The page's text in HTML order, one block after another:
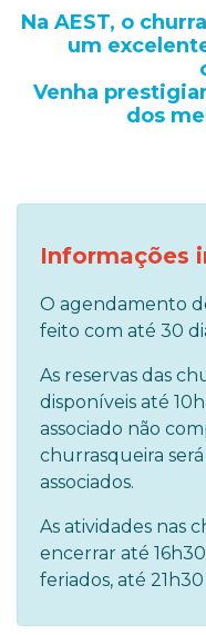
Na AEST, o
um
Venha
dos
Informações
O agendamento
feito com até 30
As reservas das
disponíveis até
associado não
churrasqueira
associados.
As atividades nas
encerrar até
feriados, até